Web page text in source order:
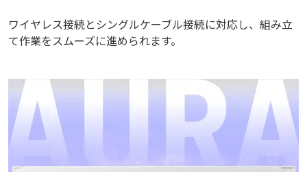
ワイヤレス接続とシングルケーブル接続に対応し、組み立
て作業をスムーズに進められます。